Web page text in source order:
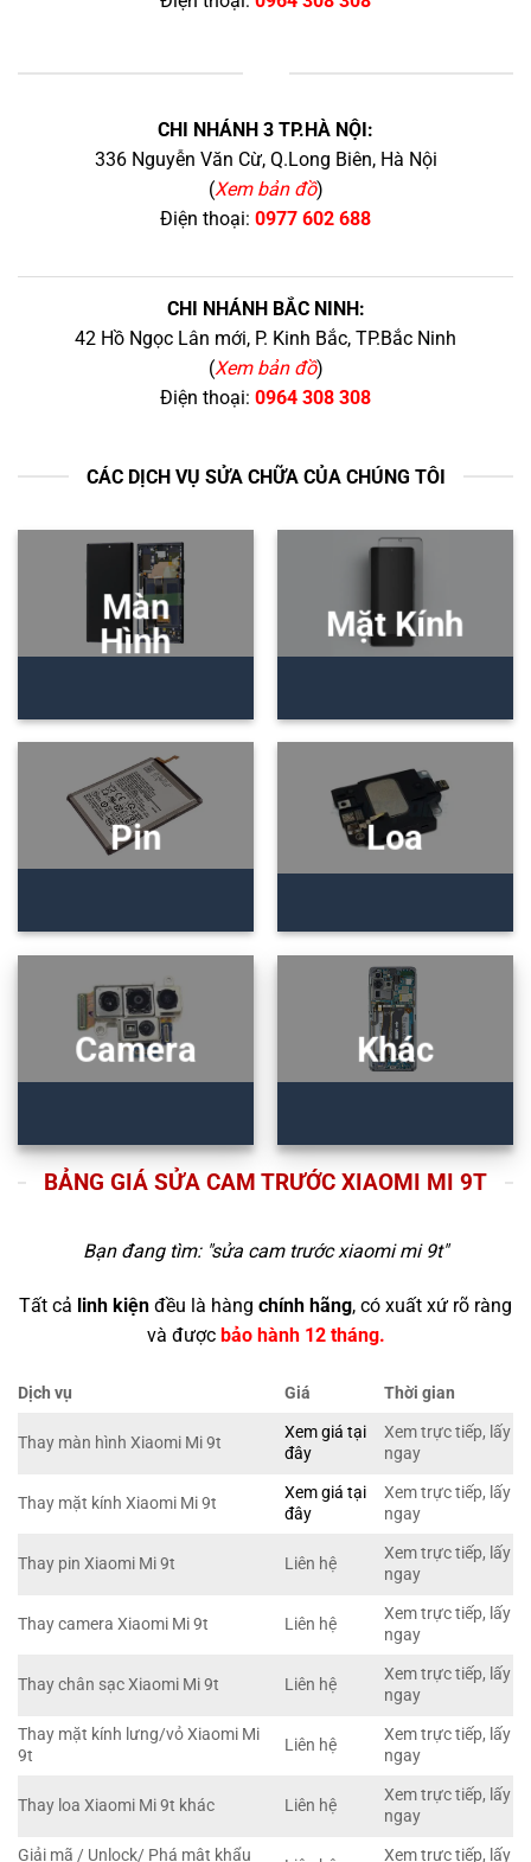
CHI NHÁNH 3 TP.HÀ NỘI:
336 Nguyễn Văn Cừ, Q.Long Biên, Hà Nội
(Xem bản đồ)
Điện thoại: 0977 602 688
CHI NHÁNH BẮC NINH:
42 Hồ Ngọc Lân mới, P. Kinh Bắc, TP.Bắc Ninh
(Xem bản đồ)
Điện thoại: 0964 308 308
CÁC DỊCH VỤ SỬA CHỮA CỦA CHÚNG TÔI
Màn
Hình
Mặt Kính
Pin Loa
Camera Khác
BẢNG GIÁ SỬA CAM TRƯỚC XIAOMI MI 9T
Bạn đang tìm: "sửa cam trước xiaomi mi 9t"
Tất cả linh kiện đều là hàng chính hãng, có xuất xứ rõ ràng
và được bảo hành 12 tháng.
Dịch vụ Giá Thời gian
Thay màn hình Xiaomi Mi 9t
Xem giá tại
đây
Xem trực tiếp, lấy
ngay
Thay mặt kính Xiaomi Mi 9t
Xem giá tại
đây
Xem trực tiếp, lấy
ngay
Thay pin Xiaomi Mi 9t Liên hệ
Xem trực tiếp, lấy
ngay
Thay camera Xiaomi Mi 9t Liên hệ
Xem trực tiếp, lấy
ngay
Thay chân sạc Xiaomi Mi 9t Liên hệ
Xem trực tiếp, lấy
ngay
Thay mặt kính lưng/vỏ Xiaomi Mi
9t
Liên hệ
Xem trực tiếp, lấy
ngay
Thay loa Xiaomi Mi 9t khác Liên hệ
Xem trực tiếp, lấy
ngay
Giải mã / Unlock/ Phá mật khẩu
Xem trực tiếp, lấy